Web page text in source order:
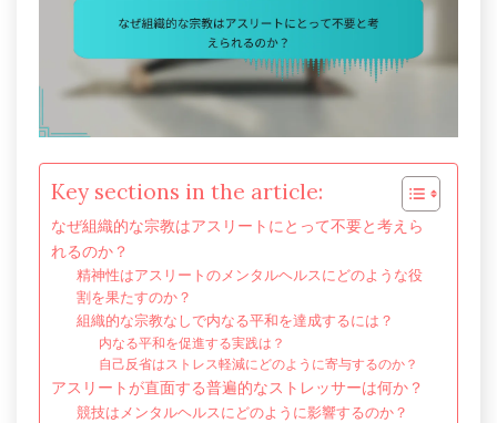
Key sections in the article:
なぜ組織的な宗教はアスリートにとって不要と考えら
れるのか？
精神性はアスリートのメンタルヘルスにどのような役
割を果たすのか？
組織的な宗教なしで内なる平和を達成するには？
内なる平和を促進する実践は？
自己反省はストレス軽減にどのように寄与するのか？
アスリートが直面する普遍的なストレッサーは何か？
競技はメンタルヘルスにどのように影響するのか？